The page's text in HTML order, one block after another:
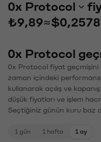
0x Protocol
₺9,89≈
0x Protocol
0x Protocol fiyat geçmişini
zaman içindeki
kullanarak açılış ve
düşük fiyatları ve işlem
Seçtiğiniz günün kuru baz
1 gün 1 hafta 1 ay